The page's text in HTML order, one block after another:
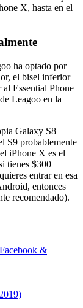
X, hasta en el
ha optado por
el bisel inferior
Essential Phone
Leagoo en la
Galaxy S8
S9 probablemente
iPhone X es el
tienes $300
entrar en esa
entonces
recomendado).
&